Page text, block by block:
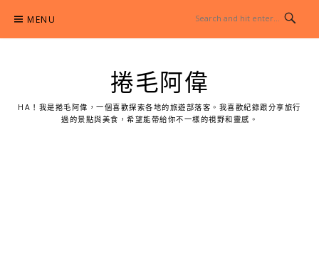
content
MENU
捲毛阿偉
HA！我是捲毛阿偉，一個喜歡探索各地的旅遊部落客。我喜歡紀錄跟分享旅行
過的景點與美食，希望能帶給你不一樣的視野和靈感。